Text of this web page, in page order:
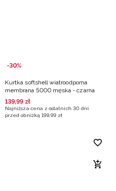
-30%
Kurtka softshell wiatroodporna
membrana 5000 męska - czarna
139,99 zł
Najniższa cena z ostatnich 30 dni
przed obniżką 199,99 zł